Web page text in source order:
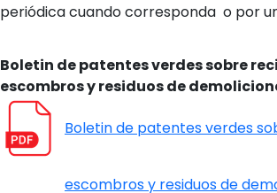
periódica cuando corresponda o por
Boletin de patentes verdes sobre
escombros y residuos de
Boletin de patentes verdes
escombros y residuos de